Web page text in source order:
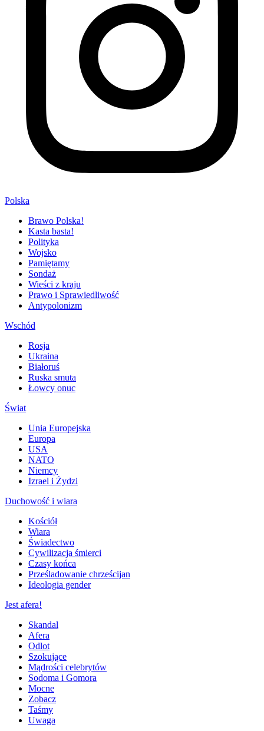
Polska
Brawo Polska!
Kasta basta!
Polityka
Wojsko
Pamiętamy
Sondaż
Wieści z kraju
Prawo i Sprawiedliwość
Antypolonizm
Wschód
Rosja
Ukraina
Białoruś
Ruska smuta
Łowcy onuc
Świat
Unia Europejska
Europa
USA
NATO
Niemcy
Izrael i Żydzi
Duchowość i wiara
Kościół
Wiara
Świadectwo
Cywilizacja śmierci
Czasy końca
Prześladowanie chrześcijan
Ideologia gender
Jest afera!
Skandal
Afera
Odlot
Szokujące
Mądrości celebrytów
Sodoma i Gomora
Mocne
Zobacz
Taśmy
Uwaga